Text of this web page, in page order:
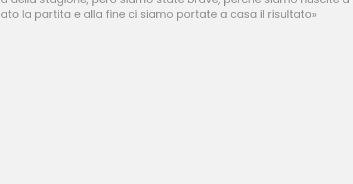
la partita e alla fine ci siamo portate a casa il risultato»